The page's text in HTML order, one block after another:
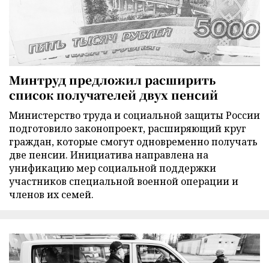
Минтруд предложил расширить
список получателей двух пенсий
Министерство труда и социальной защиты России
подготовило законопроект, расширяющий круг
граждан, которые смогут одновременно получать
две пенсии. Инициатива направлена на
унификацию мер социальной поддержки
участников специальной военной операции и
членов их семей.